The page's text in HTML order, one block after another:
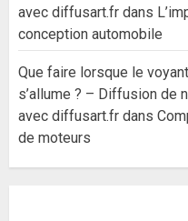
avec diffusart.fr dans
conception automobile
Que faire lorsque le
s’allume ? – Diffusion de
avec diffusart.fr dans
de moteurs